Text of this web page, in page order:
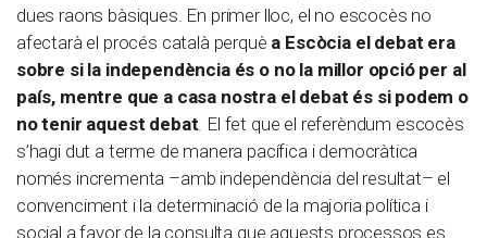
dues raons bàsiques. En primer lloc, el no escocès no
afectarà el procés català perquè a Escòcia el debat era
sobre si la independència és o no la millor opció per al
país, mentre que a casa nostra el debat és si podem o
no tenir aquest debat . El fet que el referèndum escocès
s’hagi dut a terme de manera pacífica i democràtica
només incrementa –amb independència del resultat– el
convenciment i la determinació de la majoria política i
social a favor de la consulta que aquests processos es